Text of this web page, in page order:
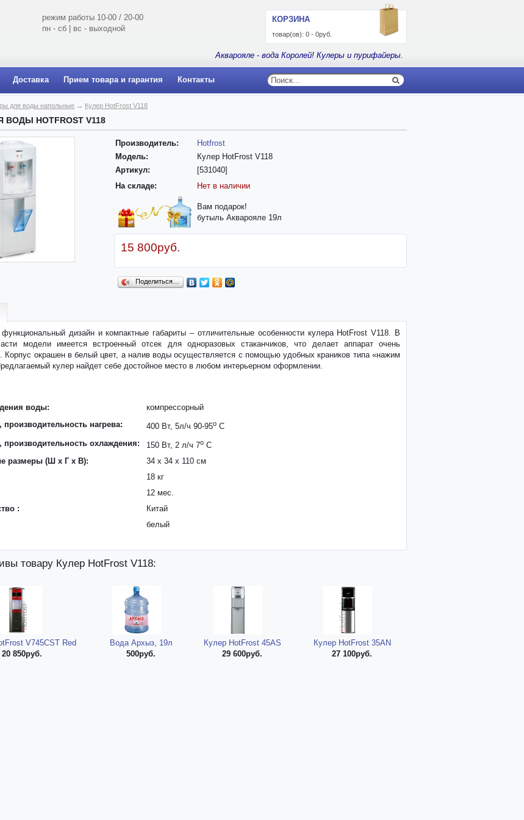
режим работы 10-00 / 20-00
пн - сб | вс - выходной
КОРЗИНА
товар(ов): 0 - 0руб.
Акварояле - вода Королей! Кулеры и пурифайеры.
Доставка Прием товара и гарантия Контакты
для воды напольные → Кулер HotFrost V118
ВОДЫ HOTFROST V118
Производитель:
Hotfrost
Модель:
Кулер HotFrost V118
Артикул:
[531040]
На складе:
Нет в наличии
Вам подарок!
бутыль Акварояле 19л
15 800руб.
Поделиться…
дизайн и компактные габариты – отличительные особенности кулера HotFrost V118. В
модели имеется встроенный отсек для одноразовых стаканчиков, что делает аппарат очень
Корпус окрашен в белый цвет, а налив воды осуществляется с помощью удобных краников типа «нажим
кулер найдет себе достойное место в любом интерьерном оформлении.
воды:
компрессорный
нагрева:
400 Вт, 5л/ч 90-95o С
охлаждения:
150 Вт, 2 л/ч 7o C
размеры (Ш x Г x В):
34 x 34 x 110 см
18 кг
12 мес.
:
Китай
белый
товару Кулер HotFrost V118:
V745CST Red
20 850руб.
Вода Архыз, 19л
500руб.
Кулер HotFrost 45AS
29 600руб.
Кулер HotFrost 35AN
27 100руб.